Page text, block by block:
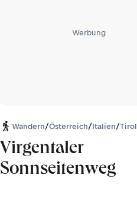
Werbung
Wandern/Österreich/Italien/Tirol
Virgentaler
Sonnseitenweg